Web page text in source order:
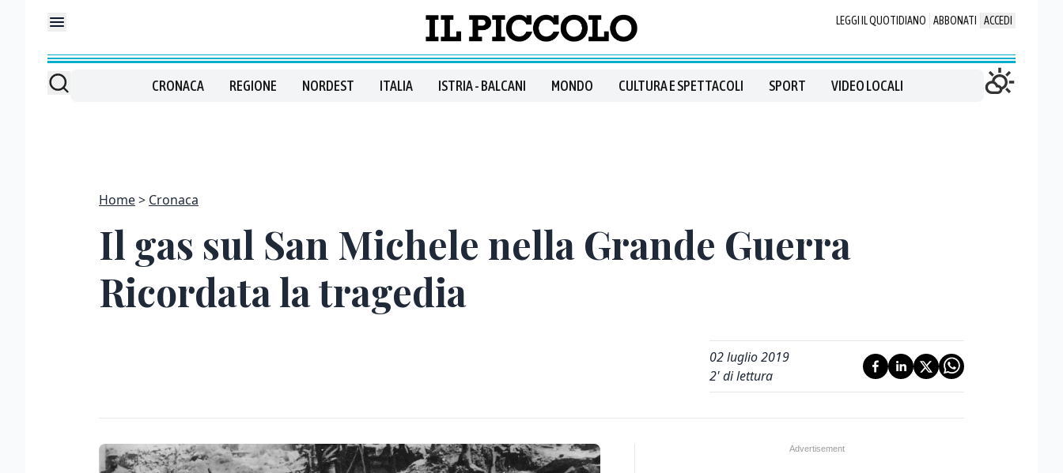
LEGGI IL QUOTIDIANO ABBONATI ACCEDI
CRONACA REGIONE NORDEST ITALIA ISTRIA - BALCANI MONDO CULTURA E SPETTACOLI SPORT VIDEO LOCALI
Home Cronaca
Il gas sul San Michele nella Grande Guerra
Ricordata la tragedia
02 luglio 2019
2' di lettura